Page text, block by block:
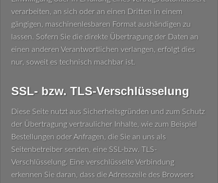
verarbeiten, an sich oder an einen Dritten in einem
gängigen, maschinenlesbaren Format aushändigen zu
lassen. Sofern Sie die direkte Übertragung der Daten an
einen anderen Verantwortlichen verlangen, erfolgt dies
nur, soweit es technisch machbar ist.
SSL- bzw. TLS-Verschlüsselung
Diese Seite nutzt aus Sicherheitsgründen und zum Schutz
der Übertragung vertraulicher Inhalte, wie zum Beispiel
Bestellungen oder Anfragen, die Sie an uns als
Seitenbetreiber senden, eine SSL-bzw. TLS-
Verschlüsselung. Eine verschlüsselte Verbindung
erkennen Sie daran, dass die Adresszeile des Browsers